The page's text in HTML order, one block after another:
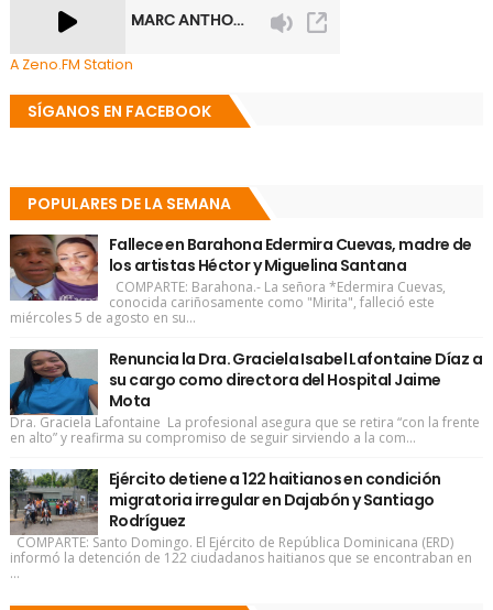
A Zeno.FM Station
SÍGANOS EN FACEBOOK
POPULARES DE LA SEMANA
Fallece en Barahona Edermira Cuevas, madre de
los artistas Héctor y Miguelina Santana
COMPARTE: Barahona.- La señora *Edermira Cuevas,
conocida cariñosamente como "Mirita", falleció este
miércoles 5 de agosto en su...
Renuncia la Dra. Graciela Isabel Lafontaine Díaz a
su cargo como directora del Hospital Jaime
Mota
Dra. Graciela Lafontaine La profesional asegura que se retira “con la frente
en alto” y reafirma su compromiso de seguir sirviendo a la com...
Ejército detiene a 122 haitianos en condición
migratoria irregular en Dajabón y Santiago
Rodríguez
COMPARTE: Santo Domingo. El Ejército de República Dominicana (ERD)
informó la detención de 122 ciudadanos haitianos que se encontraban en
...